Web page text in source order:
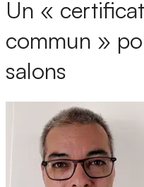
Un «
commun »
salons